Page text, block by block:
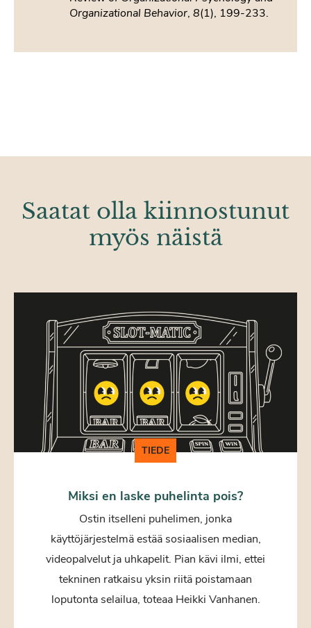
Organizational Behavior, 8(1), 199-233.
Saatat olla kiinnostunut
myös näistä
TIEDE
Miksi en laske puhelinta pois?
Ostin itselleni puhelimen, jonka
käyttöjärjestelmä estää sosiaalisen median,
videopalvelut ja uhkapelit. Pian kävi ilmi, ettei
tekninen ratkaisu yksin riitä poistamaan
loputonta selailua, toteaa Heikki Vanhanen.